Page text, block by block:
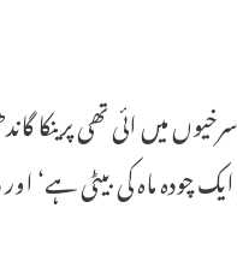
میں ائی تھی پرینکا
چودہ ماہ کی بیٹی ہے‘